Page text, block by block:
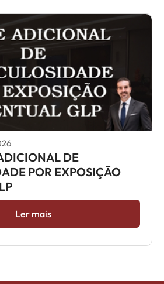
DE
POR EXPOSIÇÃO
Ler mais